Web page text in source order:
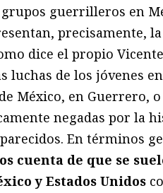
guerrilleros en
precisamente,
dice el propio
luchas de los jóvenes
México, en Guerrero,
negadas por la
En términos
cuenta de que se
y Estados Unidos